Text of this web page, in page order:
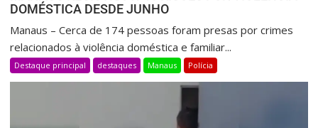
DOMÉSTICA DESDE JUNHO
Manaus – Cerca de 174 pessoas foram presas por crimes
relacionados à violência doméstica e familiar...
Destaque principal destaques Manaus Polícia